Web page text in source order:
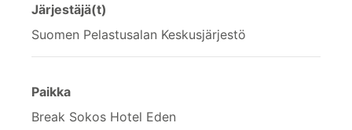
Järjestäjä(t)
Suomen Pelastusalan Keskusjärjestö
Paikka
Break Sokos Hotel Eden